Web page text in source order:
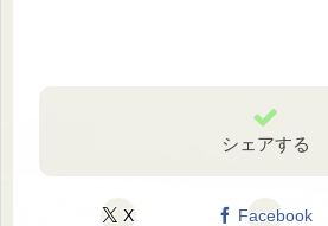
シェアする
X Facebook